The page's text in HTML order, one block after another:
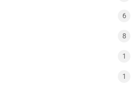
6
8
1
1